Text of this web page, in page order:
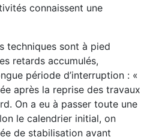
connaissent une
techniques sont à pied
retards accumulés,
période d’interruption : «
après la reprise des travaux
On a eu à passer toute une
le calendrier initial, on
de stabilisation avant